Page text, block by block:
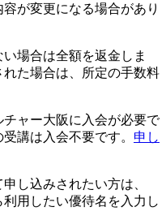
が変更になる場合があり
場合は全額を返金しま
た場合は、所定の手数料
ャー大阪に入会が必要で
講は入会不要です。 申し
し込みされたい方は、
利用したい優待名を入力し